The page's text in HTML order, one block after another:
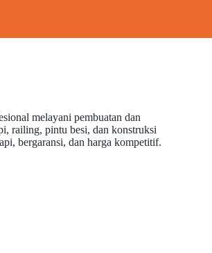
melayani pembuatan dan
railing, pintu besi, dan konstruksi
bergaransi, dan harga kompetitif.